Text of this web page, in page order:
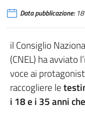
Data pubblicazione:18
il Consiglio
(CNEL) ha avviato
voce ai
raccogliere le
i 18 e i 35 anni